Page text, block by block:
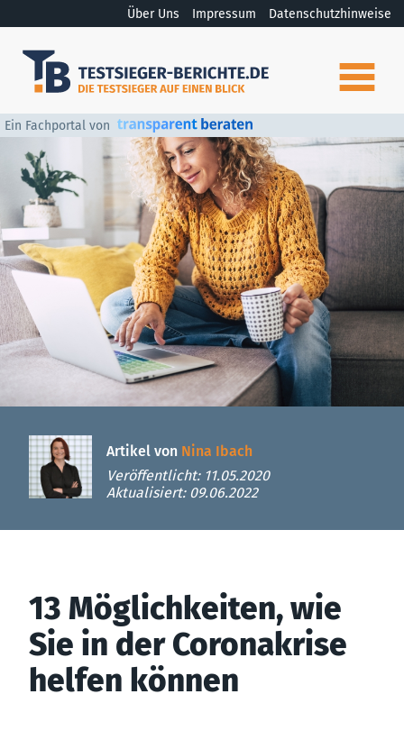
Über Uns Impressum Datenschutzhinweise
Ein Fachportal von
Artikel von Nina Ibach
Veröffentlicht: 11.05.2020
Aktualisiert: 09.06.2022
13 Möglichkeiten, wie
Sie in der Coronakrise
helfen können